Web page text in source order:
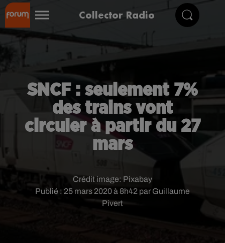
Collector Radio
SNCF : seulement 7%
des trains vont
circuler à partir du 27
mars
Publié : 25 mars 2020 à 8h42 par Guillaume
Pivert
Crédit image: Pixabay